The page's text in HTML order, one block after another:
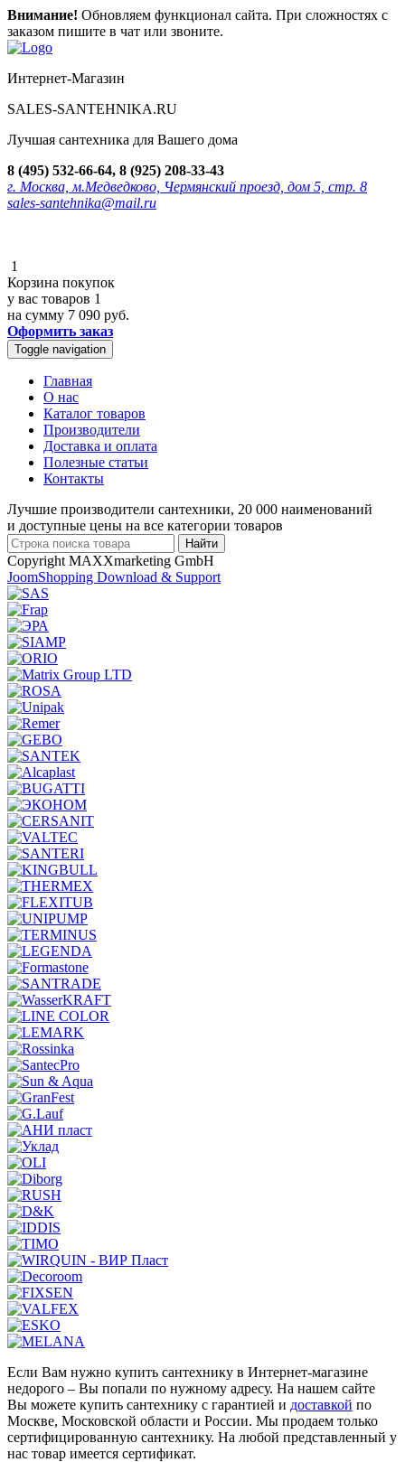
Внимание! Обновляем функционал сайта. При сложностях с
заказом пишите в чат или звоните.
Интернет-Магазин
SALES-SANTEHNIKA.RU
Лучшая сантехника для Вашего дома
8 (495) 532-66-64, 8 (925) 208-33-43
г. Москва, м.Медведково, Чермянский проезд, дом 5, стр. 8
sales-santehnika@mail.ru
1
Корзина покупок
у вас товаров 1
на сумму 7 090 руб.
Оформить заказ
Toggle navigation
Главная
О нас
Каталог товаров
Производители
Доставка и оплата
Полезные статьи
Контакты
Лучшие производители сантехники, 20 000 наименований
и доступные цены на все категории товаров
Copyright MAXXmarketing GmbH
JoomShopping Download & Support
Если Вам нужно купить сантехнику в Интернет-магазине
недорого – Вы попали по нужному адресу. На нашем сайте
Вы можете купить сантехнику с гарантией и доставкой по
Москве, Московской области и России. Мы продаем только
сертифицированную сантехнику. На любой представленный у
нас товар имеется сертификат.